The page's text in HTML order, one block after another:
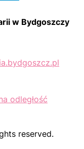
w Bydgoszczy
odległość
reserved.